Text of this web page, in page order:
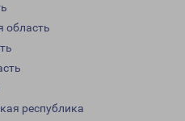
область
республика